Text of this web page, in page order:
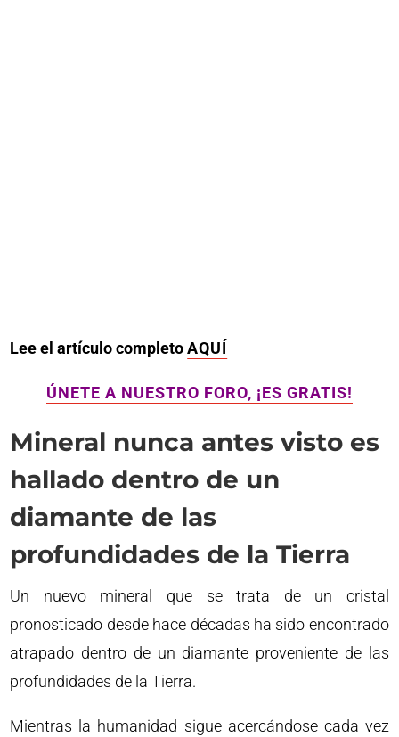
Lee el artículo completoAQUÍ
ÚNETE A NUESTRO FORO, ¡ES GRATIS!
Mineral nunca antes visto es
hallado dentro de un
diamante de las
profundidades de la Tierra
Un nuevo mineral que se trata de un cristal
pronosticado desde hace décadas ha sido encontrado
atrapado dentro de un diamante proveniente de las
profundidades de la Tierra.
Mientras la humanidad sigue acercándose cada vez